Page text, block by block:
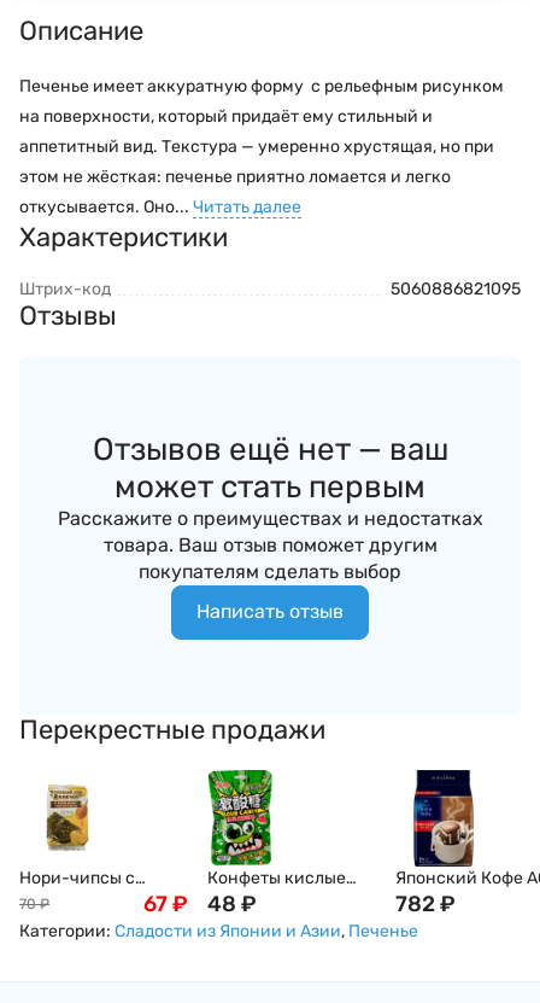
Описание
Печенье имеет аккуратную форму с рельефным рисунком
на поверхности, который придаёт ему стильный и
аппетитный вид. Текстура — умеренно хрустящая, но при
этом не жёсткая: печенье приятно ломается и легко
откусывается. Оно... Читать далее
Характеристики
Штрих-код 5060886821095
Отзывы
Отзывов ещё нет — ваш
может стать первым
Расскажите о преимуществах и недостатках
товара. Ваш отзыв поможет другим
покупателям сделать выбор
Написать отзыв
Перекрестные продажи
Нори-чипсы с
медом обжаренные
в сливочным масле
"Долгим" , 5г Корея
70 ₽ 67₽
Конфеты кислые
Hong Tai Kee с
шипучкой, 22 г.
48 ₽
Японский Кофе
Blendy Mocha
(Бленди Мокка),
782₽
Категории: Сладости из Японии и Азии, Печенье